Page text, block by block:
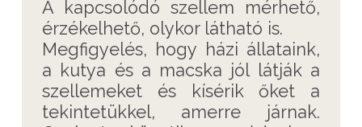
A kapcsolódó szellem mérhető,
érzékelhető, olykor látható is.
Megfigyelés, hogy házi állataink,
a kutya és a macska jól látják a
szellemeket és kísérik őket a
tekintetükkel, amerre járnak.